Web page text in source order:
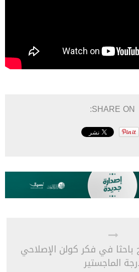
SHARE ON:
باحثا في فكر كولن الإصلاحي
الماجستير